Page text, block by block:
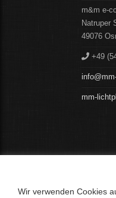
m&m e-
Natruper
49076
+49
mm-
Wir verwenden Cookies